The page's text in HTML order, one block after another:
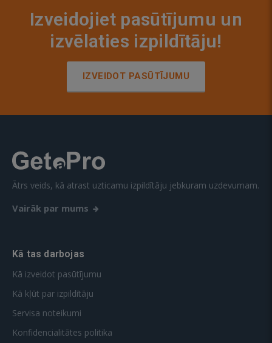
Izveidojiet pasūtījumu un
izvēlaties izpildītāju!
IZVEIDOT PASŪTĪJUMU
Ātrs veids, kā atrast uzticamu izpildītāju jebkuram uzdevumam.
Vairāk par mums
Kā tas darbojas
Kā izveidot pasūtījumu
Kā kļūt par izpildītāju
Servisa noteikumi
Konfidencialitātes politika